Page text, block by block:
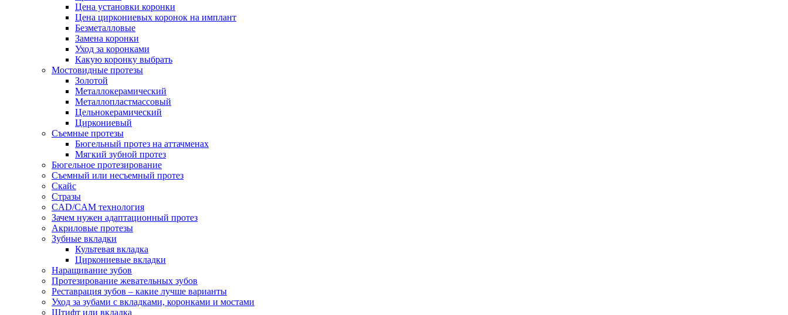
Цена установки коронки
Цена циркониевых коронок на имплант
Безметалловые
Замена коронки
Уход за коронками
Какую коронку выбрать
Мостовидные протезы
Золотой
Металлокерамический
Металлопластмассовый
Цельнокерамический
Циркониевый
Съемные протезы
Бюгельный протез на аттачменах
Мягкий зубной протез
Бюгельное протезирование
Съемный или несъемный протез
Скайс
Стразы
CAD/CAM технология
Зачем нужен адаптационный протез
Акриловые протезы
Зубные вкладки
Культевая вкладка
Циркониевые вкладки
Наращивание зубов
Протезирование жевательных зубов
Реставрация зубов – какие лучше варианты
Уход за зубами с вкладками, коронками и мостами
Штифт или вкладка